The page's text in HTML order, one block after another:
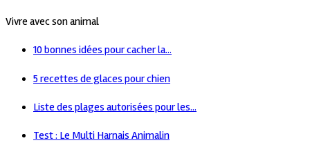
Vivre avec son animal
10 bonnes idées pour cacher la...
5 recettes de glaces pour chien
Liste des plages autorisées pour les...
Test : Le Multi Harnais Animalin